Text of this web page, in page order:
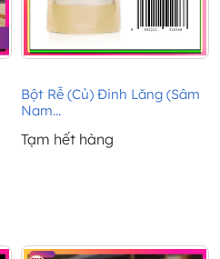
Bột Rễ (Củ) Đinh Lăng (Sâm
Nam...
Tạm hết hàng